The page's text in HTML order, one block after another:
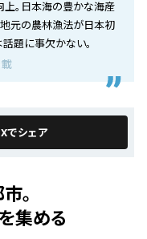
上。日本海の豊かな海産
元の農林漁法が日本初
題に事欠かない。
。
集める